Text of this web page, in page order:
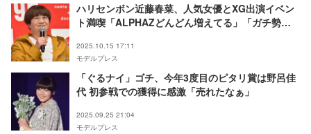
ハリセンボン近藤春菜、人気女優とXG出演イベン
ト満喫「ALPHAZどんどん増えてる」「ガチ勢感
2025.10.15 17:11
モデルプレス
「ぐるナイ」ゴチ、今年3度目のピタリ賞は野呂佳
代 初参戦での獲得に感激「売れたなぁ」
2025.09.25 21:04
モデルプレス